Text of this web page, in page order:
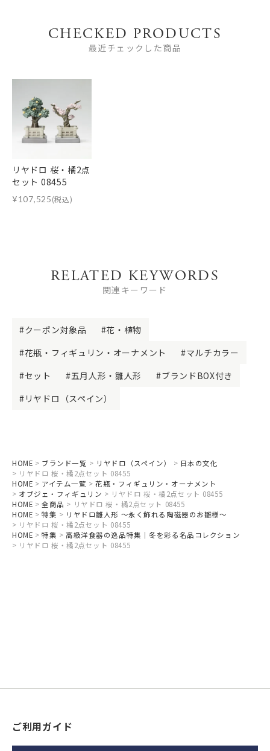
CHECKED PRODUCTS
最近チェックした商品
リヤドロ 桜・橘2点
セット 08455
¥107,525(税込)
RELATED KEYWORDS
関連キーワード
クーポン対象品
花・植物
花瓶・フィギュリン・オーナメント
マルチカラー
セット
五月人形・雛人形
ブランドBOX付き
リヤドロ（スペイン）
HOME ブランド一覧 リヤドロ（スペイン）
日本の文化
リヤドロ 桜・橘2点セット 08455
HOME
アイテム一覧
花瓶・フィギュリン・オーナメント
オブジェ・フィギュリン
リヤドロ 桜・橘2点セット 08455
HOME
全商品
リヤドロ 桜・橘2点セット 08455
HOME
特集
リヤドロ雛人形 ～永く飾れる陶磁器のお雛様～
リヤドロ 桜・橘2点セット 08455
HOME
特集
高級洋食器の逸品特集｜冬を彩る名品コレクション
リヤドロ 桜・橘2点セット 08455
ご利用ガイド